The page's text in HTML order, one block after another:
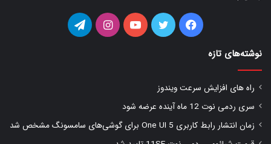
فیس توییتر یوتیوب اینستاگرامتلگرام
نوشته‌های تازه
راه های افزایش سرعت ویندوز
سری ردمی نوت 12 ماه آینده عرضه شود
زمان انتشار رابط کاربری One UI 5 برای گوشی‌های سامسونگ مشخص شد